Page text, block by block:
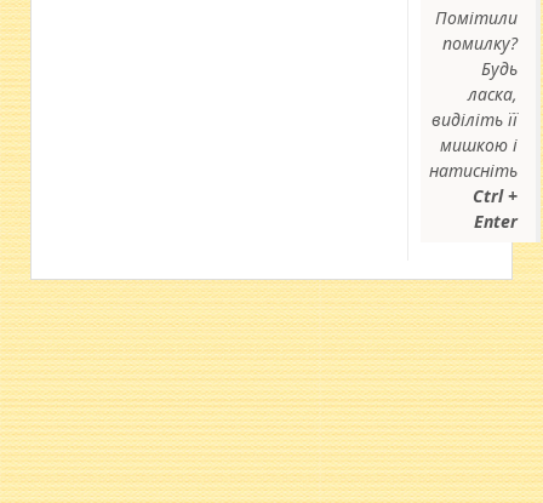
Помітили
помилку?
Будь
ласка,
виділіть її
мишкою і
натисніть
Ctrl +
Enter